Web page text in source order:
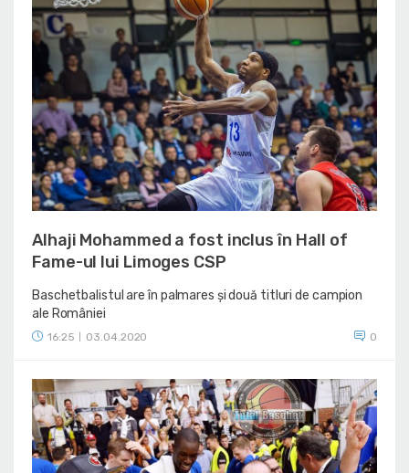
Alhaji Mohammed a fost inclus în Hall of
Fame-ul lui Limoges CSP
Baschetbalistul are în palmares și două titluri de campion
ale României
16:25 03.04.2020 0